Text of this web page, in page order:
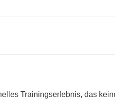
Trainingserlebnis, das